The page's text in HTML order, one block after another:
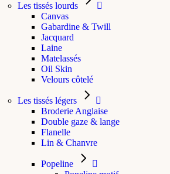
Les tissés lourds
Canvas
Gabardine & Twill
Jacquard
Laine
Matelassés
Oil Skin
Velours côtelé
Les tissés légers
Broderie Anglaise
Double gaze & lange
Flanelle
Lin & Chanvre
Popeline